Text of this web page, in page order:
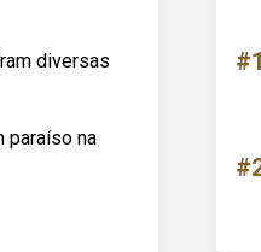
diversas
paraíso na